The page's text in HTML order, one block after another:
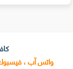
واتس آب ،